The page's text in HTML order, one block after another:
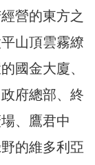
營的東方之
山頂雲霧繚
國金大廈、
府總部、終
、鷹君中
的維多利亞